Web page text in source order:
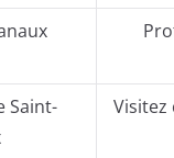
Saint-
Visitez